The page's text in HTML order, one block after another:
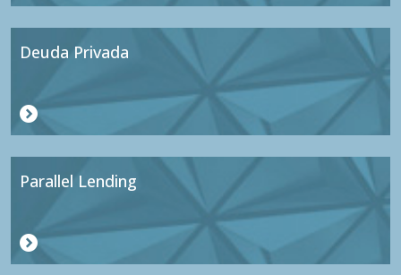
Deuda Privada
Parallel Lending